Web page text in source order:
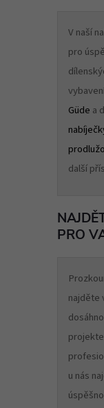
V naší
pro
Güde a
další
PRO
najděte
u nás